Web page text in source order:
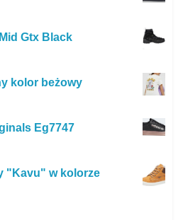
Gtx Black
kolor beżowy
Eg7747
"Kavu" w kolorze